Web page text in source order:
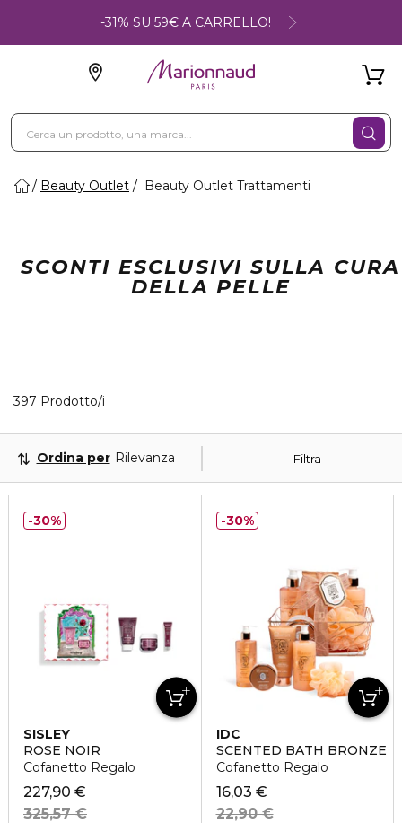
-31% SU 59€ A CARRELLO!
Beauty Outlet Beauty Outlet Trattamenti
SCONTI ESCLUSIVI SULLA CURA
DELLA PELLE
397 Prodotto/i
Filtra
Ordina per Rilevanza
SISLEY
ROSE NOIR
Cofanetto Regalo
227,90 €
325,57 €
30%
IDC
SCENTED BATH BRONZE
Cofanetto Regalo
16,03 €
22,90 €
30%